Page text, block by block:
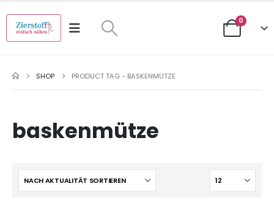
0
SHOP PRODUCT TAG - BASKENMÜTZE
baskenmütze